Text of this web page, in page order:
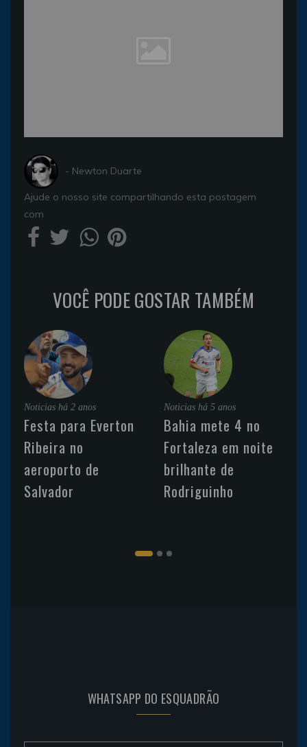
- Newton Duarte
Ajude o nosso site compartilhando esta postagem
com
VOCÊ PODE GOSTAR TAMBÉM
Noticias há 2 anos
Festa para Everton
Ribeira no
aeroporto de
Salvador
Noticias há 5 anos
Bahia mete 4 no
Fortaleza em noite
brilhante de
Rodriguinho
WHATSAPP DO ESQUADRÃO